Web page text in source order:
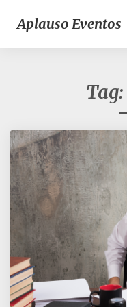
Aplauso Eventos
Tag: